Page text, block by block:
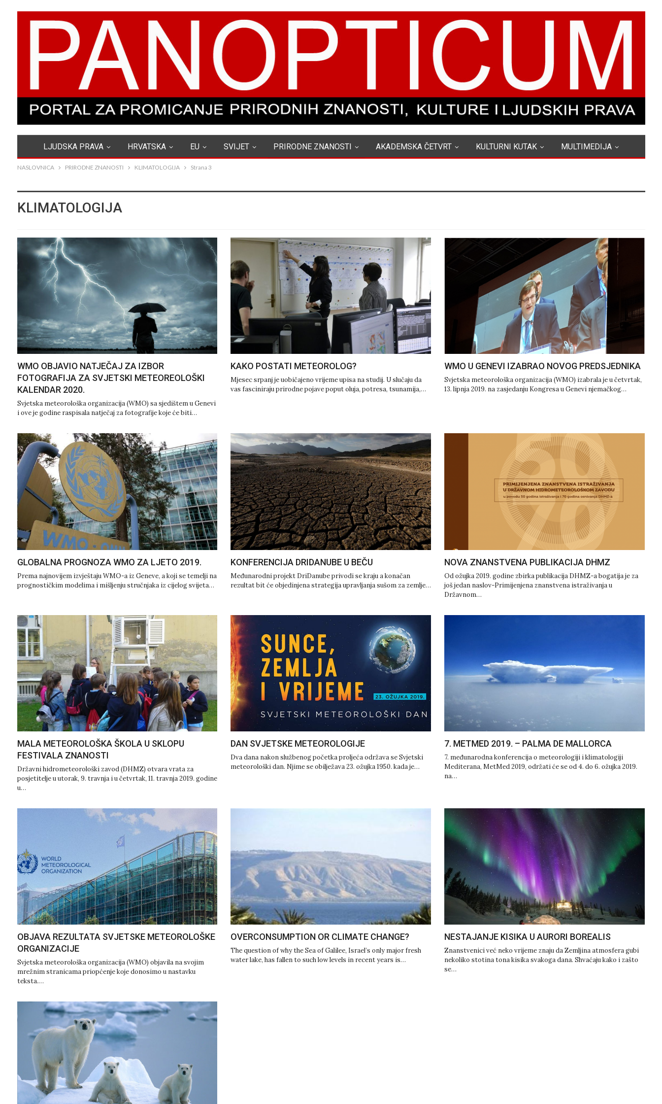
LJUDSKA PRAVA HRVATSKA EU SVIJET PRIRODNE ZNANOSTI AKADEMSKA ČETVRT KULTURNI KUTAK MULTIMEDIJA
NASLOVNICA PRIRODNE ZNANOSTI KLIMATOLOGIJA Strana 3
KLIMATOLOGIJA
WMO OBJAVIO NATJEČAJ ZA IZBOR
FOTOGRAFIJA ZA SVJETSKI METEOREOLOŠKI
KALENDAR 2020.
Svjetska meteorološka organizacija (WMO) sa sjedištem u Genevi
i ove je godine raspisala natječaj za fotografije koje će biti…
KAKO POSTATI METEOROLOG?
Mjesec srpanj je uobičajeno vrijeme upisa na studij. U slučaju da
vas fasciniraju prirodne pojave poput oluja, potresa, tsunamija,…
WMO U GENEVI IZABRAO NOVOG PREDSJEDNIKA
Svjetska meteorološka organizacija (WMO) izabrala je u četvrtak,
13. lipnja 2019. na zasjedanju Kongresa u Genevi njemačkog…
GLOBALNA PROGNOZA WMO ZA LJETO 2019.
Prema najnovijem izvještaju WMO-a iz Geneve, a koji se temelji na
prognostičkim modelima i mišljenju stručnjaka iz cijelog svijeta…
KONFERENCIJA DRIDANUBE U BEČU
Međunarodni projekt DriDanube privodi se kraju a konačan
rezultat bit će objedinjena strategija upravljanja sušom za zemlje…
NOVA ZNANSTVENA PUBLIKACIJA DHMZ
Od ožujka 2019. godine zbirka publikacija DHMZ-a bogatija je za
još jedan naslov-Primijenjena znanstvena istraživanja u
Državnom…
MALA METEOROLOŠKA ŠKOLA U SKLOPU
FESTIVALA ZNANOSTI
Državni hidrometeorološki zavod (DHMZ) otvara vrata za
posjetitelje u utorak, 9. travnja i u četvrtak, 11. travnja 2019. godine
u…
DAN SVJETSKE METEOROLOGIJE
Dva dana nakon službenog početka proljeća održava se Svjetski
meteorološki dan. Njime se obilježava 23. ožujka 1950. kada je…
7. METMED 2019. – PALMA DE MALLORCA
7. međunarodna konferencija o meteorologiji i klimatologiji
Mediterana, MetMed 2019, održati će se od 4. do 6. ožujka 2019.
na…
OBJAVA REZULTATA SVJETSKE METEOROLOŠKE
ORGANIZACIJE
Svjetska meteorološka organizacija (WMO) objavila na svojim
mrežnim stranicama priopćenje koje donosimo u nastavku
teksta.…
OVERCONSUMPTION OR CLIMATE CHANGE?
The question of why the Sea of Galilee, Israel’s only major fresh
water lake, has fallen to such low levels in recent years is…
NESTAJANJE KISIKA U AURORI BOREALIS
Znanstvenici već neko vrijeme znaju da Zemljina atmosfera gubi
nekoliko stotina tona kisika svakoga dana. Shvaćaju kako i zašto
se…